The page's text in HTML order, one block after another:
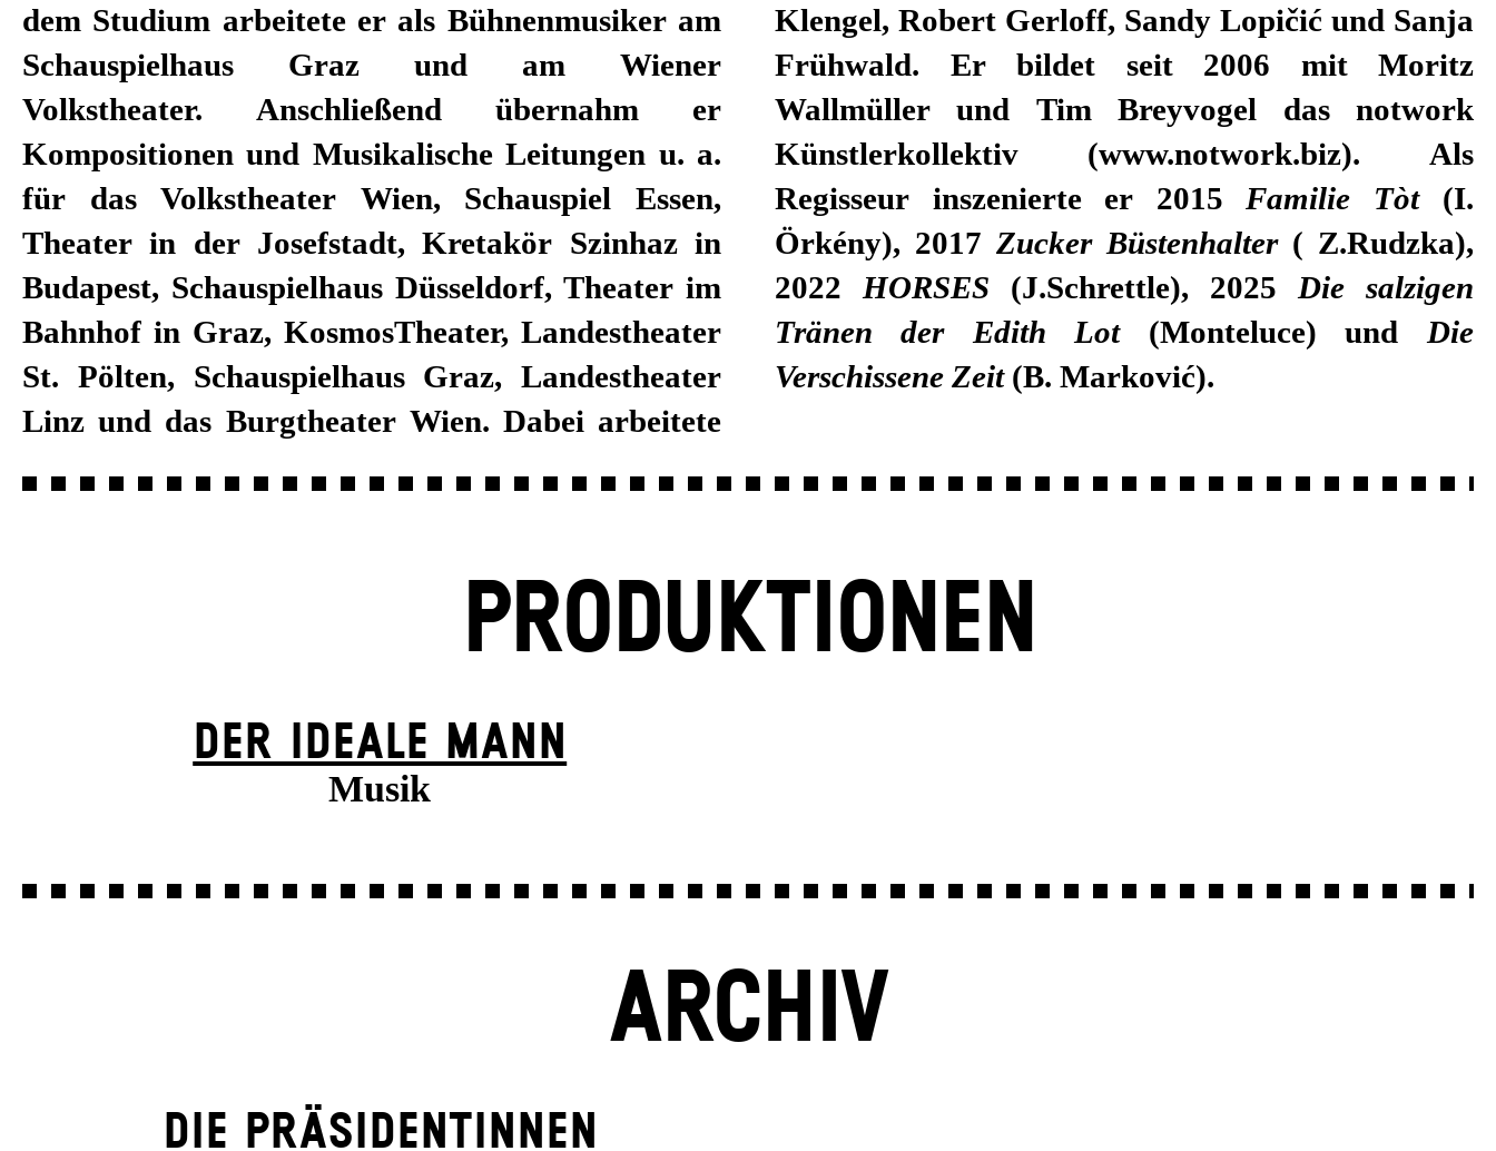
dem Studium arbeitete er als Bühnenmusiker am
Schauspielhaus Graz und am Wiener
Volkstheater. Anschließend übernahm er
Kompositionen und Musikalische Leitungen u. a.
für das Volkstheater Wien, Schauspiel Essen,
Theater in der Josefstadt, Kretakör Szinhaz in
Budapest, Schauspielhaus Düsseldorf, Theater im
Bahnhof in Graz, KosmosTheater, Landestheater
St. Pölten, Schauspielhaus Graz, Landestheater
Linz und das Burgtheater Wien. Dabei arbeitete
Klengel, Robert Gerloff, Sandy Lopičić und Sanja
Frühwald. Er bildet seit 2006 mit Moritz
Wallmüller und Tim Breyvogel das notwork
Künstlerkollektiv (www.notwork.biz). Als
Regisseur inszenierte er 2015 Familie Tòt(I.
Örkény), 2017 Zucker Büstenhalter ( Z.Rudzka),
2022 HORSES (J.Schrettle), 2025 Die salzigen
Tränen der Edith Lot(Monteluce) und Die
Verschissene Zeit (B. Marković).
PRODUKTIONEN
DER IDEALE MANN
Musik
ARCHIV
DIE PRÄSI­DENT­INNEN